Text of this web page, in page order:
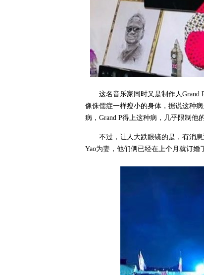
这名音乐家同时又是制作人Grand
像侏儒症一样瘦小的身体，据说这种
病，Grand P得上这种病，几乎限制他
不过，让人大跌眼镜的是，有消
Yao为妻，他们俩已经在上个月就订婚